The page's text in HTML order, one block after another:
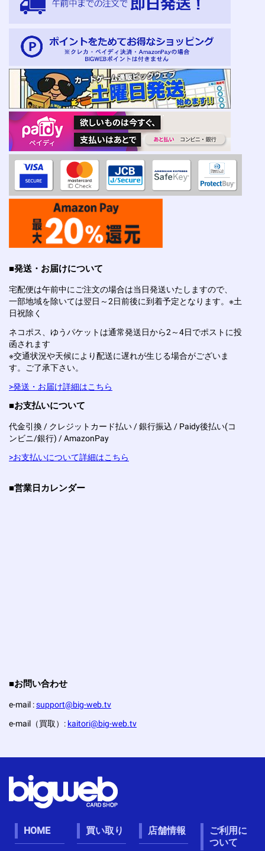
■発送・お届けについて
宅配便は午前中にご注文の場合は当日発送いたしますので、
一部地域を除いては翌日～2日前後に到着予定となります。※土
日祝除く
ネコポス、ゆうパケットは通常発送日から2～4日でポストに投
函されます
※交通状況や天候により配送に遅れが生じる場合がございま
す。ご了承下さい。
>発送・お届け詳細はこちら
■お支払いについて
代金引換 / クレジットカード払い / 銀行振込 / Paidy後払い(コ
ンビニ/銀行) / AmazonPay
>お支払いについて詳細はこちら
■営業日カレンダー
■お問い合わせ
e-mail :support@big-web.tv
e-mail（買取）: kaitori@big-web.tv
HOME 買い取り 店舗情報
ご利用に
ついて